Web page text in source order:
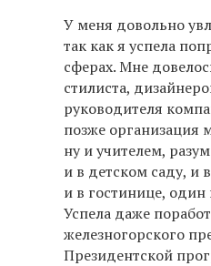
У меня довольно
так как я успела
сферах. Мне
стилиста,
руководителя
позже организация
ну и учителем,
и в детском саду, и
и в гостинице, один
Успела даже
железногорского
Президентской